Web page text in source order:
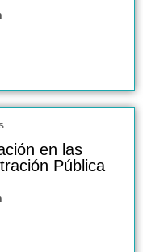
en las
Pública